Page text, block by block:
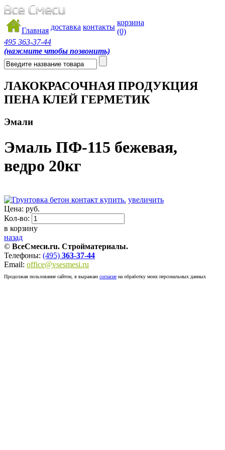
Главная доставка контакты
корзина
(0)
495 363-37-44
(нажмите чтобы позвонить)
ЛАКОКРАСОЧНАЯ ПРОДУКЦИЯ
ПЕНА КЛЕЙ ГЕРМЕТИК
Эмали
Эмаль ПФ-115 бежевая,
ведро 20кг
увеличить
Цена: руб.
Кол-во:
в корзину
назад
© ВсеСмеси.ru. Стройматериалы.
Телефоны: (495) 363-37-44
Email: office@vsesmesi.ru
Продолжая пользование сайтом, я выражаю согласие на обработку моих персональных данных